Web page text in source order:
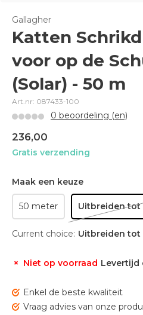
Gallagher
Katten
voor op de
(Solar) - 50 m
Art.nr: 087433-100
0 beoordeling (en)
236,00
Gratis verzending
Maak een keuze
50 meter Uitbreiden tot
Current choice: Uitbreiden tot
Niet op voorraad Levertijd
Enkel de beste kwaliteit
Vraag advies van onze